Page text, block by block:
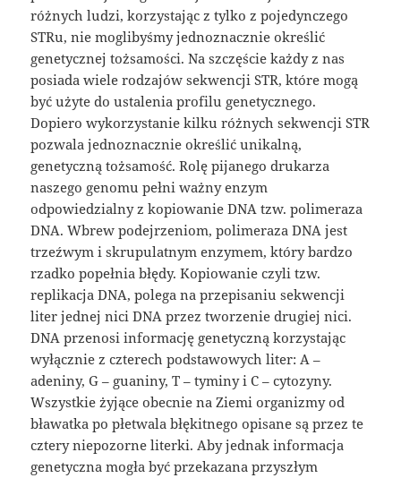
różnych ludzi, korzystając z tylko z pojedynczego
STRu, nie moglibyśmy jednoznacznie określić
genetycznej tożsamości. Na szczęście każdy z nas
posiada wiele rodzajów sekwencji STR, które mogą
być użyte do ustalenia profilu genetycznego.
Dopiero wykorzystanie kilku różnych sekwencji STR
pozwala jednoznacznie określić unikalną,
genetyczną tożsamość. Rolę pijanego drukarza
naszego genomu pełni ważny enzym
odpowiedzialny z kopiowanie DNA tzw. polimeraza
DNA. Wbrew podejrzeniom, polimeraza DNA jest
trzeźwym i skrupulatnym enzymem, który bardzo
rzadko popełnia błędy. Kopiowanie czyli tzw.
replikacja DNA, polega na przepisaniu sekwencji
liter jednej nici DNA przez tworzenie drugiej nici.
DNA przenosi informację genetyczną korzystając
wyłącznie z czterech podstawowych liter: A –
adeniny, G – guaniny, T – tyminy i C – cytozyny.
Wszystkie żyjące obecnie na Ziemi organizmy od
bławatka po płetwala błękitnego opisane są przez te
cztery niepozorne literki. Aby jednak informacja
genetyczna mogła być przekazana przyszłym